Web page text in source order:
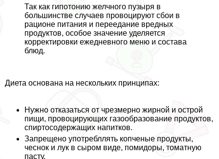
Так как гипотонию желчного пузыря в
большинстве случаев провоцируют сбои в
рационе питания и переедание вредных
продуктов, особое значение уделяется
корректировки ежедневного меню и состава
блюд.
Диета основана на нескольких принципах:
Нужно отказаться от чрезмерно жирной и острой
пищи, провоцирующих газообразование продуктов,
спиртосодержащих напитков.
Запрещено употрeбллять копченые продукты,
чеснок и лук в сыром виде, помидоры, томатную
пасту.